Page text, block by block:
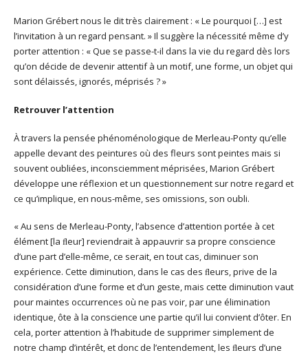
Marion Grébert nous le dit très clairement : « Le pourquoi […] est
l’invitation à un regard pensant. » Il suggère la nécessité même d’y
porter attention : « Que se passe-t-il dans la vie du regard dès lors
qu’on décide de devenir attentif à un motif, une forme, un objet qui
sont délaissés, ignorés, méprisés ? »
Retrouver l’attention
À travers la pensée phénoménologique de Merleau-Ponty qu’elle
appelle devant des peintures où des fleurs sont peintes mais si
souvent oubliées, inconsciemment méprisées, Marion Grébert
développe une réflexion et un questionnement sur notre regard et
ce qu’implique, en nous-même, ses omissions, son oubli.
« Au sens de Merleau-Ponty, l’absence d’attention portée à cet
élément [la ﬂeur] reviendrait à appauvrir sa propre conscience
d’une part d’elle-même, ce serait, en tout cas, diminuer son
expérience. Cette diminution, dans le cas des ﬂeurs, prive de la
considération d’une forme et d’un geste, mais cette diminution vaut
pour maintes occurrences où ne pas voir, par une élimination
identique, ôte à la conscience une partie qu’il lui convient d’ôter. En
cela, porter attention à l’habitude de supprimer simplement de
notre champ d’intérêt, et donc de l’entendement, les ﬂeurs d’une